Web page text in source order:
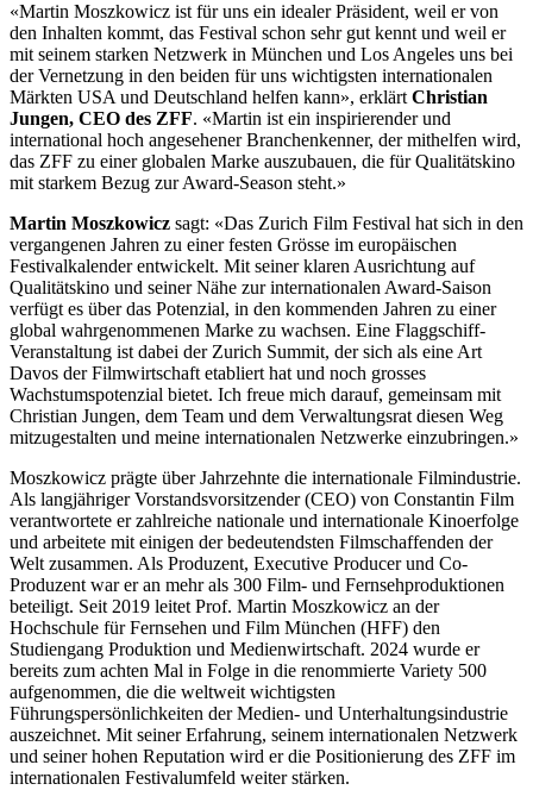
«Martin Moszkowicz ist für uns ein idealer Präsident, weil er von
den Inhalten kommt, das Festival schon sehr gut kennt und weil er
mit seinem starken Netzwerk in München und Los Angeles uns bei
der Vernetzung in den beiden für uns wichtigsten internationalen
Märkten USA und Deutschland helfen kann», erklärt Christian
Jungen, CEO des ZFF. «Martin ist ein inspirierender und
international hoch angesehener Branchenkenner, der mithelfen wird,
das ZFF zu einer globalen Marke auszubauen, die für Qualitätskino
mit starkem Bezug zur Award-Season steht.»
Martin Moszkowicz sagt: «Das Zurich Film Festival hat sich in den
vergangenen Jahren zu einer festen Grösse im europäischen
Festivalkalender entwickelt. Mit seiner klaren Ausrichtung auf
Qualitätskino und seiner Nähe zur internationalen Award-Saison
verfügt es über das Potenzial, in den kommenden Jahren zu einer
global wahrgenommenen Marke zu wachsen. Eine Flaggschiff-
Veranstaltung ist dabei der Zurich Summit, der sich als eine Art
Davos der Filmwirtschaft etabliert hat und noch grosses
Wachstumspotenzial bietet. Ich freue mich darauf, gemeinsam mit
Christian Jungen, dem Team und dem Verwaltungsrat diesen Weg
mitzugestalten und meine internationalen Netzwerke einzubringen.»
Moszkowicz prägte über Jahrzehnte die internationale Filmindustrie.
Als langjähriger Vorstandsvorsitzender (CEO) von Constantin Film
verantwortete er zahlreiche nationale und internationale Kinoerfolge
und arbeitete mit einigen der bedeutendsten Filmschaffenden der
Welt zusammen. Als Produzent, Executive Producer und Co-
Produzent war er an mehr als 300 Film- und Fernsehproduktionen
beteiligt. Seit 2019 leitet Prof. Martin Moszkowicz an der
Hochschule für Fernsehen und Film München (HFF) den
Studiengang Produktion und Medienwirtschaft. 2024 wurde er
bereits zum achten Mal in Folge in die renommierte Variety 500
aufgenommen, die die weltweit wichtigsten
Führungspersönlichkeiten der Medien- und Unterhaltungsindustrie
auszeichnet. Mit seiner Erfahrung, seinem internationalen Netzwerk
und seiner hohen Reputation wird er die Positionierung des ZFF im
internationalen Festivalumfeld weiter stärken.